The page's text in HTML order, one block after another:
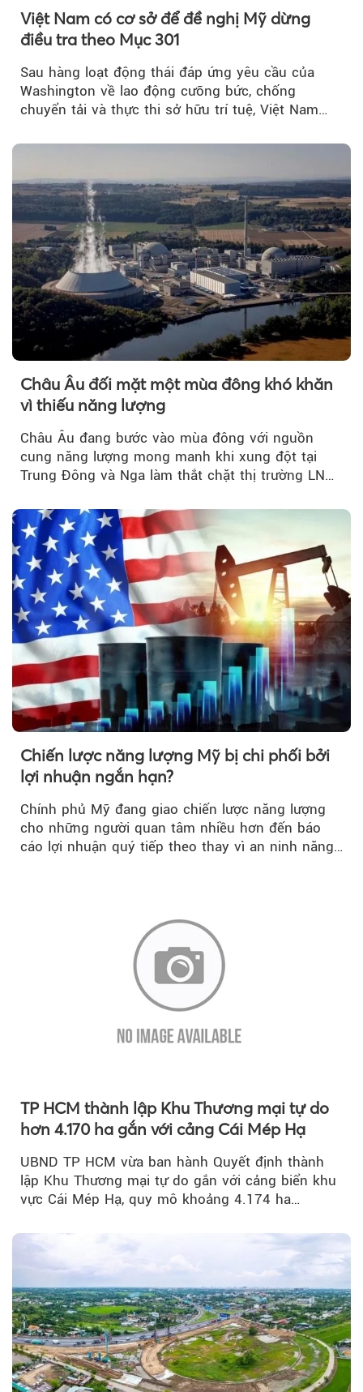
Việt Nam có cơ sở để đề nghị Mỹ dừng
điều tra theo Mục 301
Sau hàng loạt động thái đáp ứng yêu cầu của
Washington về lao động cưỡng bức, chống
chuyển tải và thực thi sở hữu trí tuệ, Việt Nam
Châu Âu đối mặt một mùa đông khó khăn
vì thiếu năng lượng
Châu Âu đang bước vào mùa đông với nguồn
cung năng lượng mong manh khi xung đột tại
Trung Đông và Nga làm thắt chặt thị trường LNG
lo ngại.
Chiến lược năng lượng Mỹ bị chi phối bởi
lợi nhuận ngắn hạn?
Chính phủ Mỹ đang giao chiến lược năng lượng
cho những người quan tâm nhiều hơn đến báo
cáo lợi nhuận quý tiếp theo thay vì an ninh năng
TP HCM thành lập Khu Thương mại tự do
hơn 4.170 ha gắn với cảng Cái Mép Hạ
UBND TP HCM vừa ban hành Quyết định thành
lập Khu Thương mại tự do gắn với cảng biển khu
vực Cái Mép Hạ, quy mô khoảng 4.174 ha…